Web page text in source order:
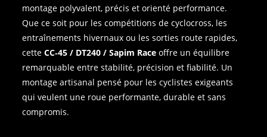
montage polyvalent, précis et orienté performance.
Que ce soit pour les compétitions de cyclocross, les
entraînements hivernaux ou les sorties route rapides,
cetteCC‑45 / DT240 / Sapim Race offre un équilibre
remarquable entre stabilité, précision et fiabilité. Un
montage artisanal pensé pour les cyclistes exigeants
qui veulent une roue performante, durable et sans
compromis.